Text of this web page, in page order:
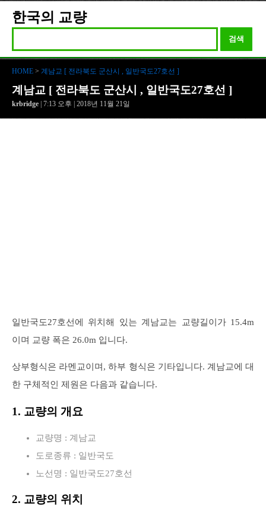
한국의 교량
검색
HOME > 계남교 [ 전라북도 군산시 , 일반국도27호선 ]
계남교 [ 전라북도 군산시 , 일반국도27호선 ]
krbridge | 7:13 오후 | 2018년 11월 21일
일반국도27호선에 위치해 있는 계남교는 교량길이가 15.4m
이며 교량 폭은 26.0m 입니다.
상부형식은 라멘교이며, 하부 형식은 기타입니다. 계남교에 대
한 구체적인 제원은 다음과 같습니다.
1. 교량의 개요
교량명 : 계남교
도로종류 : 일반국도
노선명 : 일반국도27호선
2. 교량의 위치